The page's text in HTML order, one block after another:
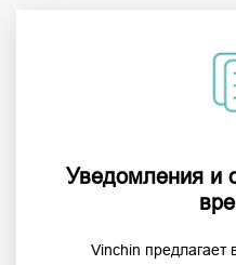
Уведомления и
Vinchin предлагает